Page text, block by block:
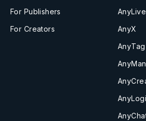
For Publishers
For Creators
AnyLive
AnyX
AnyTag
AnyLogi